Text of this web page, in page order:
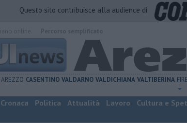
Questo sito contribuisce alla audience di
AREZZO CASENTINO VALDARNO VALDICHIANA VALTIBERINA
Cronaca Politica Attualità Lavoro Cultura e